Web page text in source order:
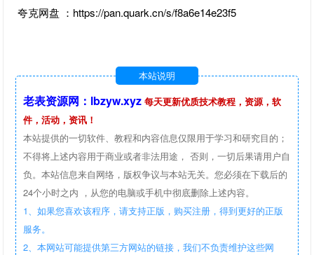
夸克网盘 ：https://pan.quark.cn/s/f8a6e14e23f5
本站说明
老表资源网：lbzyw.xyz 每天更新优质技术教程，资源，软
件，活动，资讯！
本站提供的一切软件、教程和内容信息仅限用于学习和研究目的；
不得将上述内容用于商业或者非法用途， 否则，一切后果请用户自
负。本站信息来自网络，版权争议与本站无关。您必须在下载后的
24个小时之内 ，从您的电脑或手机中彻底删除上述内容。
1、如果您喜欢该程序，请支持正版，购买注册，得到更好的正版
服务。
2、本网站可能提供第三方网站的链接，我们不负责维护这些网